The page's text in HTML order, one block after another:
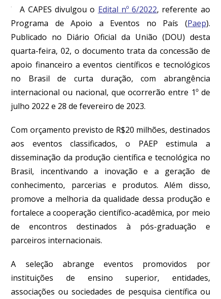
A CAPES divulgou o Edital nº 6/2022, referente ao
Programa de Apoio a Eventos no País (Paep).
Publicado no Diário Oficial da União (DOU) desta
quarta-feira, 02, o documento trata da concessão de
apoio financeiro a eventos científicos e tecnológicos
no Brasil de curta duração, com abrangência
internacional ou nacional, que ocorrerão entre 1º de
julho 2022 e 28 de fevereiro de 2023.
Com orçamento previsto de R$20 milhões, destinados
aos eventos classificados, o PAEP estimula a
disseminação da produção científica e tecnológica no
Brasil, incentivando a inovação e a geração de
conhecimento, parcerias e produtos. Além disso,
promove a melhoria da qualidade dessa produção e
fortalece a cooperação científico-acadêmica, por meio
de encontros destinados à pós-graduação e
parceiros internacionais.
A seleção abrange eventos promovidos por
instituições de ensino superior, entidades,
associações ou sociedades de pesquisa científica ou